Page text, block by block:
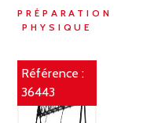
PRÉPARATION
PHYSIQUE
Référence :
36443